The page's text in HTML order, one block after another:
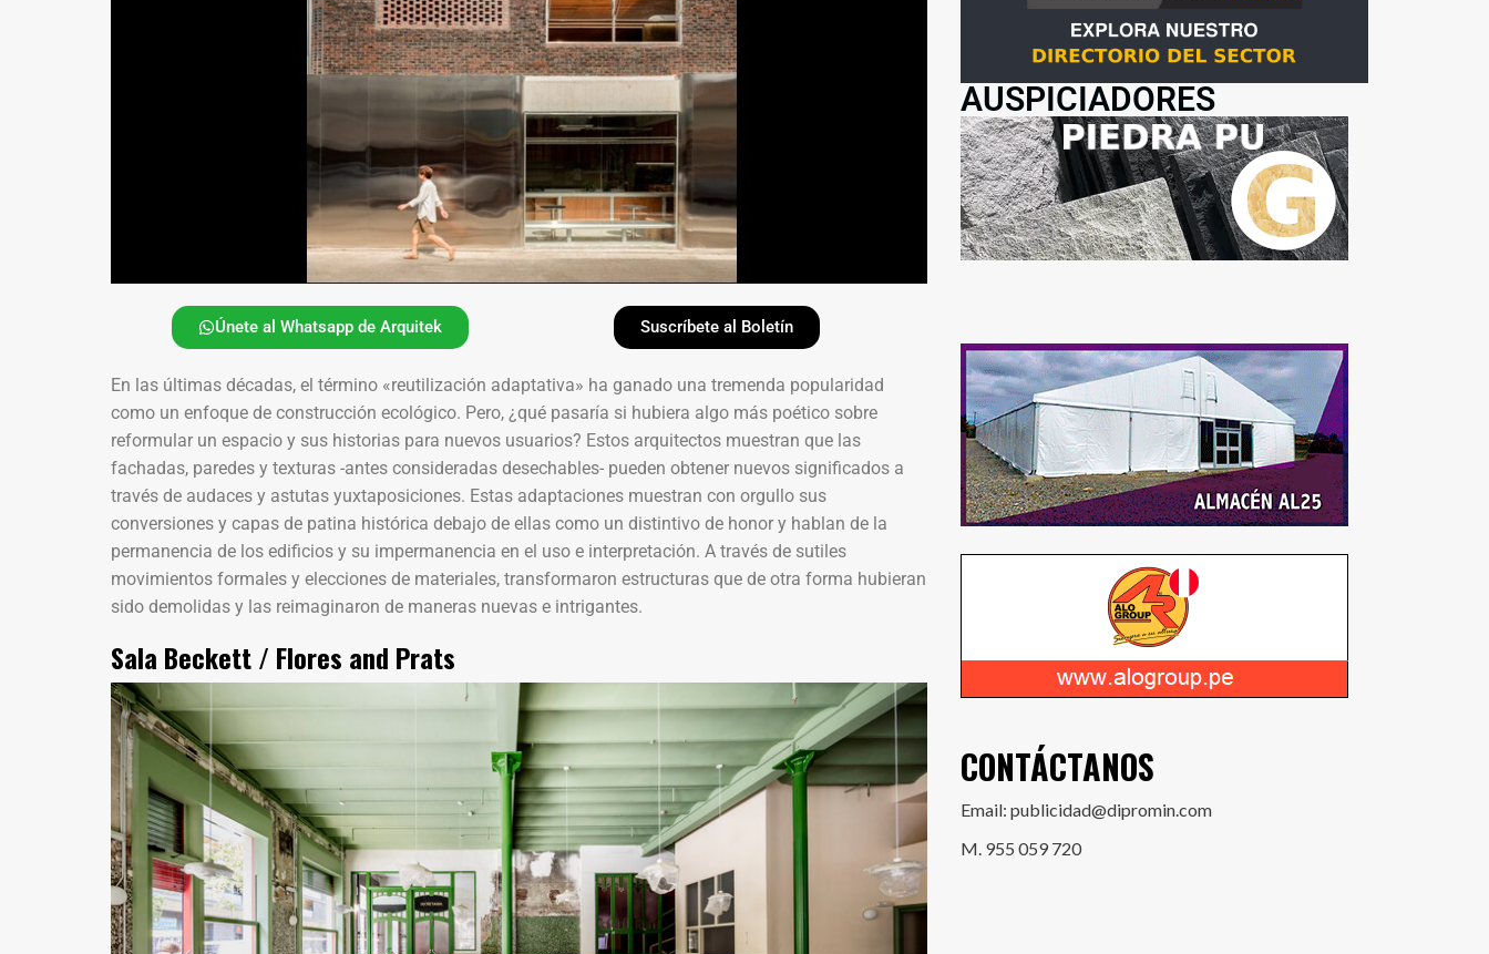
Únete al Whatsapp de Arquitek Suscríbete al Boletín
En las últimas décadas, el término «reutilización adaptativa» ha ganado una tremenda popularidad
como un enfoque de construcción ecológico. Pero, ¿qué pasaría si hubiera algo más poético sobre
reformular un espacio y sus historias para nuevos usuarios? Estos arquitectos muestran que las
fachadas, paredes y texturas -antes consideradas desechables- pueden obtener nuevos significados a
través de audaces y astutas yuxtaposiciones. Estas adaptaciones muestran con orgullo sus
conversiones y capas de patina histórica debajo de ellas como un distintivo de honor y hablan de la
permanencia de los edificios y su impermanencia en el uso e interpretación. A través de sutiles
movimientos formales y elecciones de materiales, transformaron estructuras que de otra forma hubieran
sido demolidas y las reimaginaron de maneras nuevas e intrigantes.
Sala Beckett / Flores and Prats
AUSPICIADORES
CONTÁCTANOS
Email: publicidad@dipromin.com
M. 955 059 720